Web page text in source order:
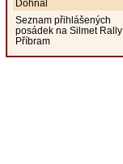
Dohnal
Seznam přihlášených
posádek na Silmet Rally
Příbram